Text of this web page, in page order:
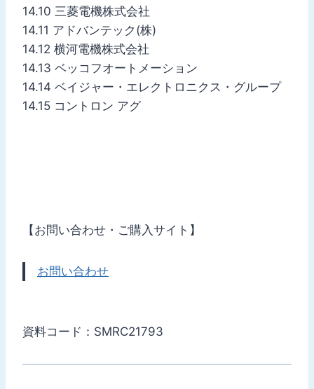
14.10 三菱電機株式会社
14.11 アドバンテック(株)
14.12 横河電機株式会社
14.13 ベッコフオートメーション
14.14 ベイジャー・エレクトロニクス・グループ
14.15 コントロン アグ
【お問い合わせ・ご購入サイト】
お問い合わせ
資料コード：SMRC21793